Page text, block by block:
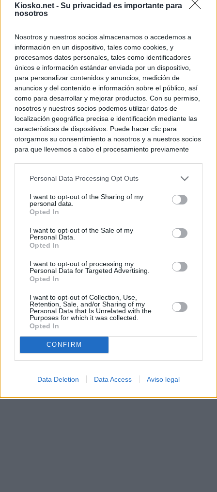
Kiosko.net - Su privacidad es importante para
nosotros
Nosotros y nuestros socios almacenamos o accedemos a
información en un dispositivo, tales como cookies, y
procesamos datos personales, tales como identificadores
únicos e información estándar enviada por un dispositivo,
para personalizar contenidos y anuncios, medición de
anuncios y del contenido e información sobre el público, así
como para desarrollar y mejorar productos. Con su permiso,
nosotros y nuestros socios podemos utilizar datos de
localización geográfica precisa e identificación mediante las
características de dispositivos. Puede hacer clic para
otorgarnos su consentimiento a nosotros y a nuestros socios
para que llevemos a cabo el procesamiento previamente
negar su consentimiento. Tenga en cuenta que algún
de su consentimiento, pero usted tiene el derecho de
rechazar tal procesamiento. Sus preferencias se aplicarán
cualquier momento entrando de nuevo en este sitio web o
visitando nuestra política de privacidad.
Personal Data Processing Opt Outs
I want to opt-out of the Sharing of my
personal data.
Opted In
I want to opt-out of the Sale of my
Personal Data.
Opted In
I want to opt-out of processing my
Personal Data for Targeted Advertising.
Opted In
I want to opt-out of Collection, Use,
Retention, Sale, and/or Sharing of my
Personal Data that Is Unrelated with the
Purposes for which it was collected.
Opted In
CONFIRM
Data Deletion Data Access Aviso legal